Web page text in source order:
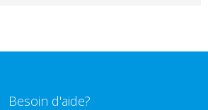
Besoin d'aide?